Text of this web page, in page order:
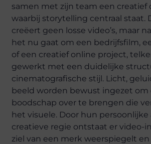
samen met zijn team een creatief
waarbij storytelling centraal staat.
creëert geen losse video’s, maar
het nu gaat om een bedrijfsfilm,
of een creatief online project,
gewerkt met een duidelijke
cinematografische stijl. Licht,
beeld worden bewust ingezet om
boodschap over te brengen die
het visuele. Door hun persoonlijke
creatieve regie ontstaat er video-
ziel van een merk weerspiegelt